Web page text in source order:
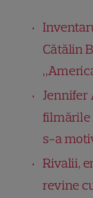
Cătălin
Jennifer
filmările
s-a
Rivalii,
revine